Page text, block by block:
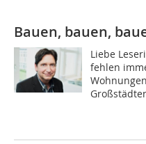
Bauen, bauen,
Liebe
fehlen